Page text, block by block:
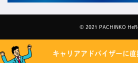
© 2021 PACHINKO
キャリアアドバイザーに直